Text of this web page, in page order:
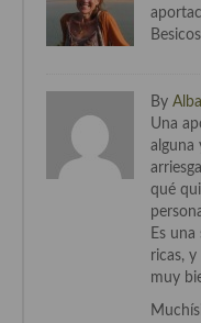
Cocina Riojana
Cocina Europea
Cocina Austriaca
By Alba
Una
alguna
qué
Es
ricas,
muy